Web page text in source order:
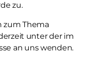
zu.
zum Thema
unter der im
an uns wenden.